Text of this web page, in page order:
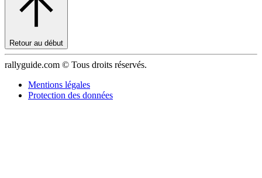
Retour au début
rallyguide.com © Tous droits réservés.
Mentions légales
Protection des données